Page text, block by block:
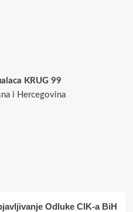
KRUG 99
i Hercegovina
Odluke CIK-a BiH